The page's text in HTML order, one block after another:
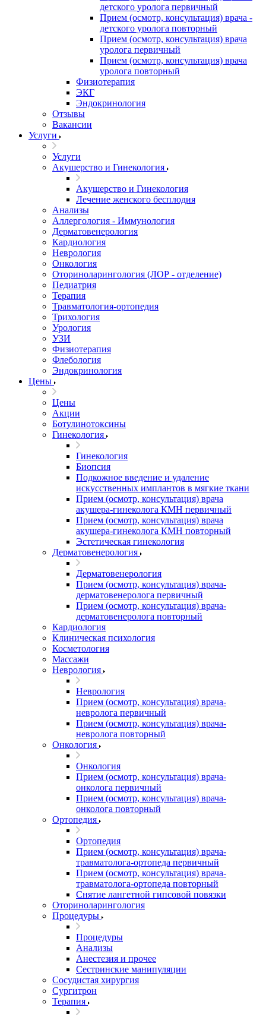
детского уролога первичный
Прием (осмотр, консультация) врача -
детского уролога повторный
Прием (осмотр, консультация) врача
уролога первичный
Прием (осмотр, консультация) врача
уролога повторный
Физиотерапия
ЭКГ
Эндокринология
Отзывы
Вакансии
Услуги
Услуги
Акушерство и Гинекология
Акушерство и Гинекология
Лечение женского бесплодия
Анализы
Аллергология - Иммунология
Дерматовенерология
Кардиология
Неврология
Онкология
Оториноларингология (ЛОР - отделение)
Педиатрия
Терапия
Травматология-ортопедия
Трихология
Урология
УЗИ
Физиотерапия
Флебология
Эндокринология
Цены
Цены
Акции
Ботулинотоксины
Гинекология
Гинекология
Биопсия
Подкожное введение и удаление
искусственных имплантов в мягкие ткани
Прием (осмотр, консультация) врача
акушера-гинеколога КМН первичный
Прием (осмотр, консультация) врача
акушера-гинеколога КМН повторный
Эстетическая гинекология
Дерматовенерология
Дерматовенерология
Прием (осмотр, консультация) врача-
дерматовенеролога первичный
Прием (осмотр, консультация) врача-
дерматовенеролога повторный
Кардиология
Клиническая психология
Косметология
Массажи
Неврология
Неврология
Прием (осмотр, консультация) врача-
невролога первичный
Прием (осмотр, консультация) врача-
невролога повторный
Онкология
Онкология
Прием (осмотр, консультация) врача-
онколога первичный
Прием (осмотр, консультация) врача-
онколога повторный
Ортопедия
Ортопедия
Прием (осмотр, консультация) врача-
травматолога-ортопеда первичный
Прием (осмотр, консультация) врача-
травматолога-ортопеда повторный
Снятие лангетной гипсовой повязки
Оториноларингология
Процедуры
Процедуры
Анализы
Анестезия и прочее
Сестринские манипуляции
Сосудистая хирургия
Сургитрон
Терапия